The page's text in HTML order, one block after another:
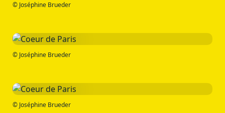
© Joséphine Brueder
© Joséphine Brueder
© Joséphine Brueder